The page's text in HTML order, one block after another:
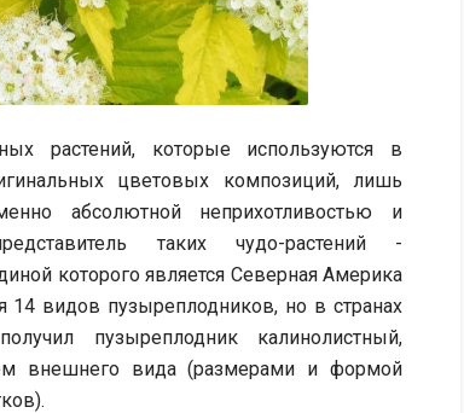
растений, которые используются в
цветовых композиций, лишь
абсолютной неприхотливостью и
таких чудо-растений -
которого является Северная Америка
14 видов пузыреплодников, но в странах
пузыреплодник калинолистный,
внешнего вида (размерами и формой